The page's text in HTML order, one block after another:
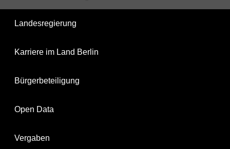
Landesregierung
Karriere im Land Berlin
Bürgerbeteiligung
Open Data
Vergaben